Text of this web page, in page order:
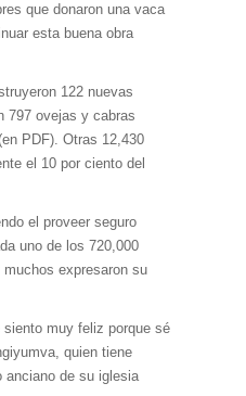
que donaron una vaca
esta buena obra
122 nuevas
797 ovejas y cabras
PDF). Otras 12,430
el 10 por ciento del
el proveer seguro
uno de los 720,000
expresaron su
siento muy feliz porque sé
quien tiene
de su iglesia